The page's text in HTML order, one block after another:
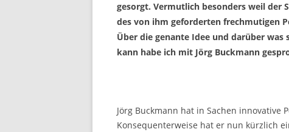
gesorgt. Vermutlich besonders weil der
des von ihm geforderten frechmutigen
Über die genante Idee und darüber
kann habe ich mit Jörg Buckmann
Jörg Buckmann hat in Sachen innovative
Konsequenterweise hat er nun kürzlich